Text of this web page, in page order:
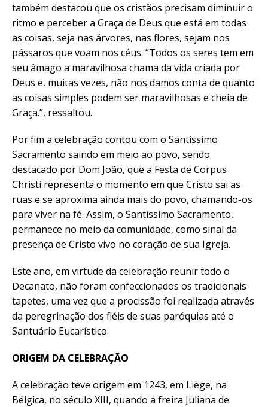
também destacou que os cristãos precisam diminuir o
ritmo e perceber a Graça de Deus que está em todas
as coisas, seja nas árvores, nas flores, sejam nos
pássaros que voam nos céus. “Todos os seres tem em
seu âmago a maravilhosa chama da vida criada por
Deus e, muitas vezes, não nos damos conta de quanto
as coisas simples podem ser maravilhosas e cheia de
Graça.”, ressaltou.
Por fim a celebração contou com o Santíssimo
Sacramento saindo em meio ao povo, sendo
destacado por Dom João, que a Festa de Corpus
Christi representa o momento em que Cristo sai as
ruas e se aproxima ainda mais do povo, chamando-os
para viver na fé. Assim, o Santíssimo Sacramento,
permanece no meio da comunidade, como sinal da
presença de Cristo vivo no coração de sua Igreja.
Este ano, em virtude da celebração reunir todo o
Decanato, não foram confeccionados os tradicionais
tapetes, uma vez que a procissão foi realizada através
da peregrinação dos fiéis de suas paróquias até o
Santuário Eucarístico.
ORIGEM DA CELEBRAÇÃO
A celebração teve origem em 1243, em Liège, na
Bélgica, no século XIII, quando a freira Juliana de